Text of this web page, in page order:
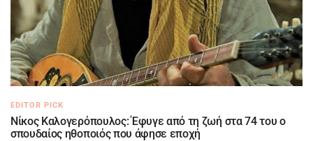
EDITOR PICK
Νίκος Καλογερόπουλος: Έφυγε από τη ζωή στα 74 του ο
σπουδαίος ηθοποιός που άφησε εποχή